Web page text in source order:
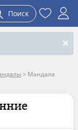
Поиск
> Мандала